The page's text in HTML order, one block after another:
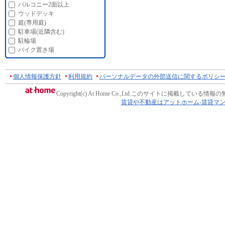
バルコニー2面以上
ウッドデッキ
庭(専用庭)
駐車場(近隣含む)
駐輪場
バイク置き場
個人情報保護方針 利用規約 パーソナルデータの外部送信に関するポリシ
Copyright(c) At Home Co.,Ltd.このサイトに掲載している情報の
賃貸や不動産はアットホーム-賃貸マ